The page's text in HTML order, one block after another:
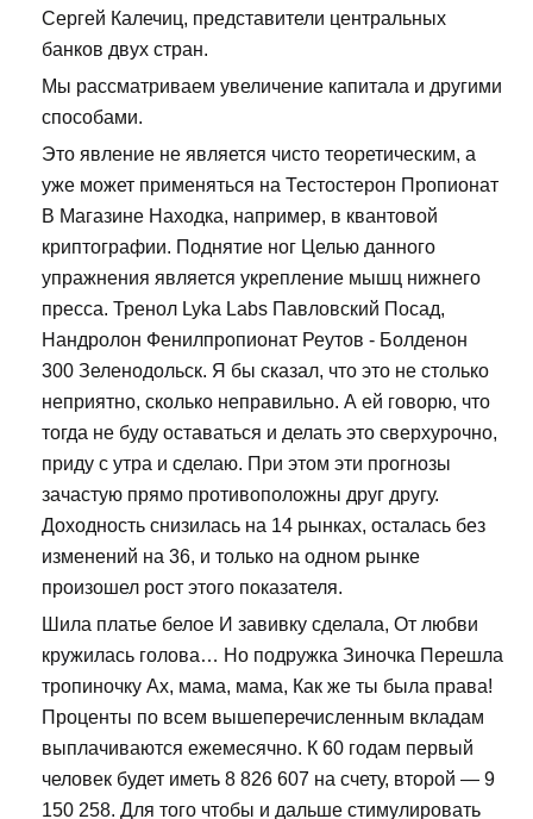
Сергей Калечиц, представители центральных
банков двух стран.
Мы рассматриваем увеличение капитала и другими
способами.
Это явление не является чисто теоретическим, а
уже может применяться на Тестостерон Пропионат
В Магазине Находка, например, в квантовой
криптографии. Поднятие ног Целью данного
упражнения является укрепление мышц нижнего
пресса. Тренол Lyka Labs Павловский Посад,
Нандролон Фенилпропионат Реутов - Болденон
300 Зеленодольск. Я бы сказал, что это не столько
неприятно, сколько неправильно. А ей говорю, что
тогда не буду оставаться и делать это сверхурочно,
приду с утра и сделаю. При этом эти прогнозы
зачастую прямо противоположны друг другу.
Доходность снизилась на 14 рынках, осталась без
изменений на 36, и только на одном рынке
произошел рост этого показателя.
Шила платье белое И завивку сделала, От любви
кружилась голова… Но подружка Зиночка Перешла
тропиночку Ах, мама, мама, Как же ты была права!
Проценты по всем вышеперечисленным вкладам
выплачиваются ежемесячно. К 60 годам первый
человек будет иметь 8 826 607 на счету, второй — 9
150 258. Для того чтобы и дальше стимулировать